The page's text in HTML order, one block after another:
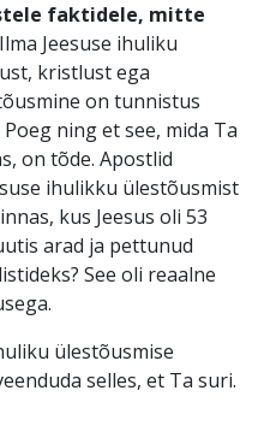
faktidele, mitte
Ilma Jeesuse ihuliku
kristlust ega
on tunnistus
ning et see, mida Ta
on tõde. Apostlid
ihulikku ülestõusmist
kus Jeesus oli 53
arad ja pettunud
See oli reaalne
ülestõusmise
selles, et Ta suri.